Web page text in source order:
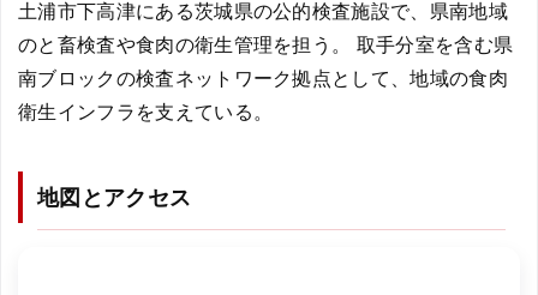
土浦市下高津にある茨城県の公的検査施設で、県南地域
のと畜検査や食肉の衛生管理を担う。 取手分室を含む県
南ブロックの検査ネットワーク拠点として、地域の食肉
衛生インフラを支えている。
地図とアクセス